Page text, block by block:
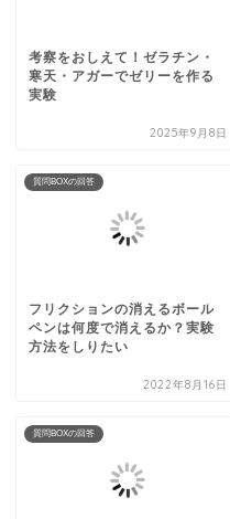
考察をおしえて！ゼラチン・
寒天・アガーでゼリーを作る
実験
2025年9月8日
質問BOXの回答
フリクションの消えるボール
ペンは何度で消えるか？実験
方法をしりたい
2022年8月16日
質問BOXの回答